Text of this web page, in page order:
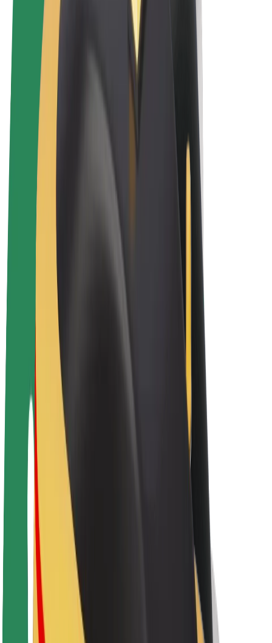
Patinetes
Bolt Market
Bolt Drive
Bolt para empresas
Bicis
Colabora con Bolt
Repartidores
Comercios de Bolt Food
Flotas
Franquicias
Empresa
Trabaja con nosotros
Acerca de Bolt
Sostenibilidad en Bolt
Project Zero
Blog
Sala de prensa
Directrices de la marca
Misión
Relación con inversores
Liderazgo
Marca
Medios
Fondo Urbano
Seguridad